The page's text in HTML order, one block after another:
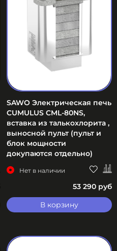
SAWO Электрическая печь
CUMULUS CML-80NS,
вставка из талькохлорита ,
выносной пульт (пульт и
блок мощности
докупаются отдельно)
Нет в наличии
53 290 руб
В корзину